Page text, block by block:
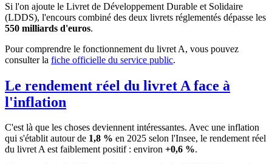
Si l'on ajoute le Livret de Développement Durable et Solidaire
(LDDS), l'encours combiné des deux livrets réglementés dépasse les
550 milliards d'euros.
Pour comprendre le fonctionnement du livret A, vous pouvez
consulter la fiche officielle du service public.
Le rendement réel du livret A face à
l'inflation
C'est là que les choses deviennent intéressantes. Avec une inflation
qui s'établit autour de 1,8 % en 2025 selon l'Insee, le rendement réel
du livret A est faiblement positif : environ +0,6 %.